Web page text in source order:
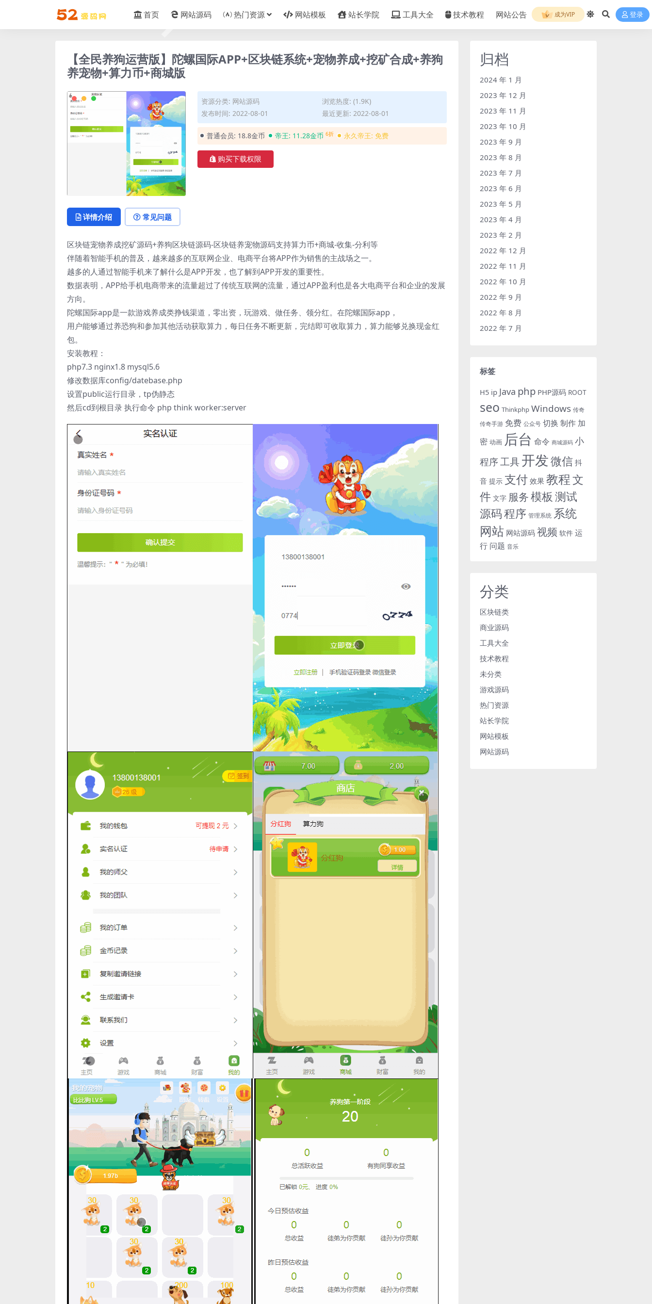
首页 网站源码 热门资源 网站模板 站长学院 工具大全 技术教程 网站公告 成为VIP 登录
【全民养狗运营版】陀螺国际APP+区块链系统+宠物养成+挖矿合成+养狗
养宠物+算力币+商城版
资源分类: 网站源码
浏览热度: (1.9K)
发布时间: 2022-08-01
最近更新: 2022-08-01
普通会员: 18.8金币 帝王: 11.28金币 6折 永久帝王: 免费
购买下载权限
详情介绍 常见问题
区块链宠物养成挖矿源码+养狗区块链源码-区块链养宠物源码支持算力币+商城-收集-分利等
伴随着智能手机的普及，越来越多的互联网企业、电商平台将APP作为销售的主战场之一。
越多的人通过智能手机来了解什么是APP开发，也了解到APP开发的重要性。
数据表明，APP给手机电商带来的流量超过了传统互联网的流量，通过APP盈利也是各大电商平台和企业的发展
方向。
陀螺国际app是一款游戏养成类挣钱渠道，零出资，玩游戏、做任务、领分红。在陀螺国际app，
用户能够通过养恐狗和参加其他活动获取算力，每日任务不断更新，完结即可收取算力，算力能够兑换现金红
包。
安装教程：
php7.3 nginx1.8 mysql5.6
修改数据库config/datebase.php
设置public运行目录，tp伪静态
然后cd到根目录 执行命令 php think worker:server
归档
2024 年 1 月
2023 年 12 月
2023 年 11 月
2023 年 10 月
2023 年 9 月
2023 年 8 月
2023 年 7 月
2023 年 6 月
2023 年 5 月
2023 年 4 月
2023 年 2 月
2022 年 12 月
2022 年 11 月
2022 年 10 月
2022 年 9 月
2022 年 8 月
2022 年 7 月
标签
H5 ip Java php PHP源码 ROOT
seo Thinkphp Windows 传奇
传奇手游 免费 公众号 切换 制作 加
密 动画 后台 命令 商城源码 小
程序工具开发微信 抖
音 提示 支付 效果 教程文
件 文字 服务模板 测试
源码程序 管理系统 系统
网站 网站源码 视频 软件 运
行 问题 音乐
分类
区块链类
商业源码
工具大全
技术教程
未分类
游戏源码
热门资源
站长学院
网站模板
网站源码